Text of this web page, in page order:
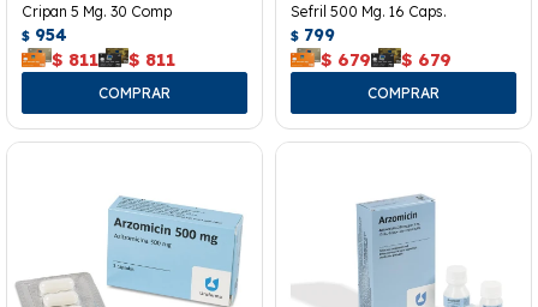
Cripan 5 Mg. 30 Comp
$ 954
$ 811 $ 811
Sefril 500 Mg. 16 Caps.
$ 799
$ 679 $ 679